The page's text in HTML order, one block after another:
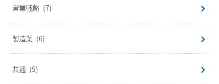
営業戦略 (7)
製造業 (6)
共通 (5)